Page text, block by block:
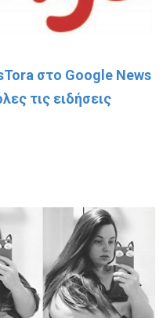
στο Google News
τις ειδήσεις